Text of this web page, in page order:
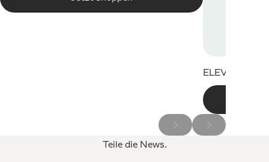
ELEVATED
Teile die News.